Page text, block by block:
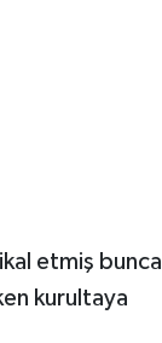
etmiş bunca
kurultaya